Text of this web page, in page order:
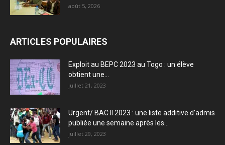
août 5, 2026
ARTICLES POPULAIRES
Exploit au BEPC 2023 au Togo : un élève
obtient une...
juillet 21, 2023
Urgent/ BAC II 2023 : une liste additive d’admis
publiée une semaine après les...
juillet 29, 2023